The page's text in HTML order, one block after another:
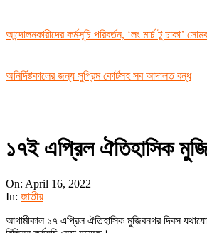
আন্দোলনকারীদের কর্মসূচি পরিবর্তন, ‘লং মার্চ টু ঢাকা’
অনির্দিষ্টকালের জন্য সুপ্রিম কোর্টসহ সব আদালত বন্ধ
১৭ই এপ্রিল ঐতিহাসিক
On: April 16, 2022
In: জাতীয়
আগামীকাল ১৭ এপ্রিল ঐতিহাসিক মুজিবনগর দিবস